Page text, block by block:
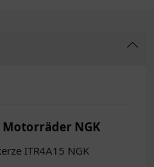
NGK
ITR4A15 NGK